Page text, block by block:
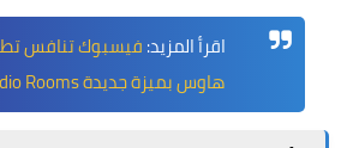
اقرأ المزيد:فيسبوك تنافس
هاوس بميزة جديدة Live Audio Rooms